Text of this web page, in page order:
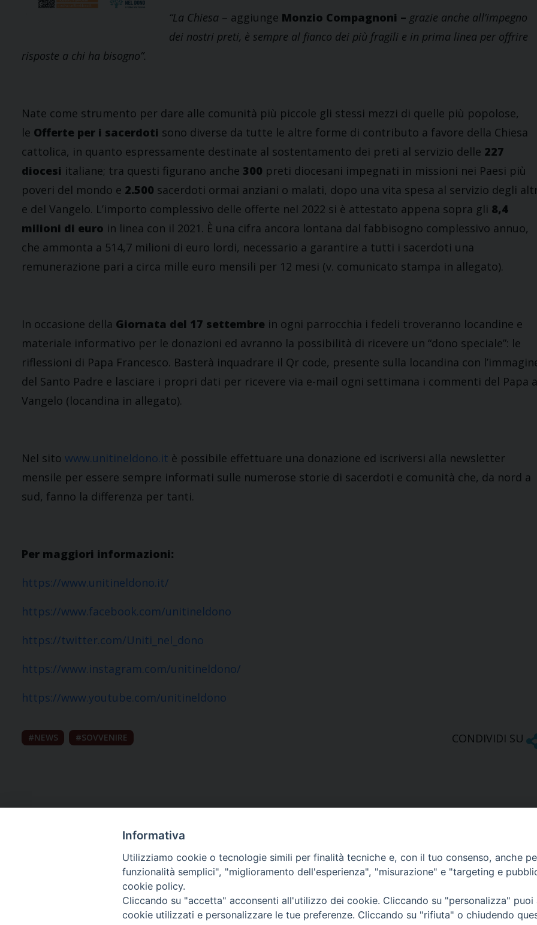
“La Chiesa – aggiunge Monzio Compagnoni – grazie anche all’impegno
dei nostri preti, è sempre al fianco dei più fragili e in prima linea per offrire
risposte a chi ha bisogno”.
Nate come strumento per dare alle comunità più piccole gli stessi mezzi di quelle più popolose,
le Offerte per i sacerdoti sono diverse da tutte le altre forme di contributo a favore della Chiesa
cattolica, in quanto espressamente destinate al sostentamento dei preti al servizio delle 227
diocesi italiane; tra questi figurano anche 300 preti diocesani impegnati in missioni nei Paesi più
poveri del mondo e 2.500 sacerdoti ormai anziani o malati, dopo una vita spesa al servizio degli
e del Vangelo. L’importo complessivo delle offerte nel 2022 si è attestato appena sopra gli 8,4
milioni di euro in linea con il 2021. È una cifra ancora lontana dal fabbisogno complessivo annuo,
che ammonta a 514,7 milioni di euro lordi, necessario a garantire a tutti i sacerdoti una
remunerazione pari a circa mille euro mensili per 12 mesi (v. comunicato stampa in allegato).
In occasione della Giornata del 17 settembre in ogni parrocchia i fedeli troveranno locandine e
materiale informativo per le donazioni ed avranno la possibilità di ricevere un “dono speciale”: le
riflessioni di Papa Francesco. Basterà inquadrare il Qr code, presente sulla locandina con
del Santo Padre e lasciare i propri dati per ricevere via e-mail ogni settimana i commenti del Papa
Vangelo (locandina in allegato).
Nel sito www.unitineldono.it è possibile effettuare una donazione ed iscriversi alla newsletter
mensile per essere sempre informati sulle numerose storie di sacerdoti e comunità che, da nord a
sud, fanno la differenza per tanti.
Per maggiori informazioni:
https://www.unitineldono.it/
https://www.facebook.com/unitineldono
https://twitter.com/Uniti_nel_dono
https://www.instagram.com/unitineldono/
https://www.youtube.com/unitineldono
NEWS SOVVENIRE CONDIVIDI SU
Piazza Giovene 4 – 70056 Molfetta (BA)
Ufficio Comunicazioni sociali
Piazza Giovene 4 – 70056 Molfetta (BA)
Informativa
Utilizziamo cookie o tecnologie simili per finalità tecniche e, con il tuo consenso, anche
funzionalità semplici", "miglioramento dell'esperienza", "misurazione" e "targeting e
cookie policy.
Cliccando su "accetta" acconsenti all'utilizzo dei cookie. Cliccando su "personalizza"
cookie utilizzati e personalizzare le tue preferenze. Cliccando su "rifiuta" o chiudendo